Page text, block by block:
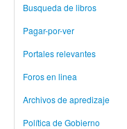
Busqueda de libros
Pagar-por-ver
Portales relevantes
Foros en linea
Archivos de apredizaje
Política de Gobierno